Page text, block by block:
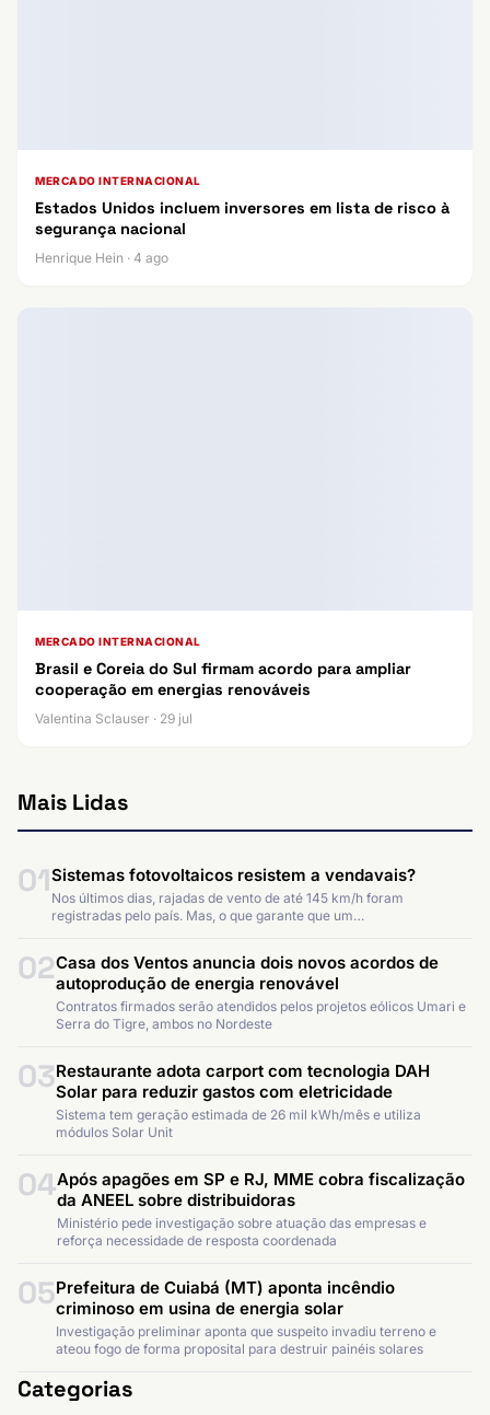
MERCADO INTERNACIONAL
Estados Unidos incluem inversores em lista de risco à
segurança nacional
Henrique Hein · 4 ago
MERCADO INTERNACIONAL
Brasil e Coreia do Sul firmam acordo para ampliar
cooperação em energias renováveis
Valentina Sclauser · 29 jul
Mais Lidas
01Sistemas fotovoltaicos resistem a vendavais?
Nos últimos dias, rajadas de vento de até 145 km/h foram
registradas pelo país. Mas, o que garante que um…
02Casa dos Ventos anuncia dois novos acordos de
autoprodução de energia renovável
Contratos firmados serão atendidos pelos projetos eólicos Umari e
Serra do Tigre, ambos no Nordeste
03Restaurante adota carport com tecnologia DAH
Solar para reduzir gastos com eletricidade
Sistema tem geração estimada de 26 mil kWh/mês e utiliza
módulos Solar Unit
04Após apagões em SP e RJ, MME cobra fiscalização
da ANEEL sobre distribuidoras
Ministério pede investigação sobre atuação das empresas e
reforça necessidade de resposta coordenada
05Prefeitura de Cuiabá (MT) aponta incêndio
criminoso em usina de energia solar
Investigação preliminar aponta que suspeito invadiu terreno e
ateou fogo de forma proposital para destruir painéis solares
Categorias